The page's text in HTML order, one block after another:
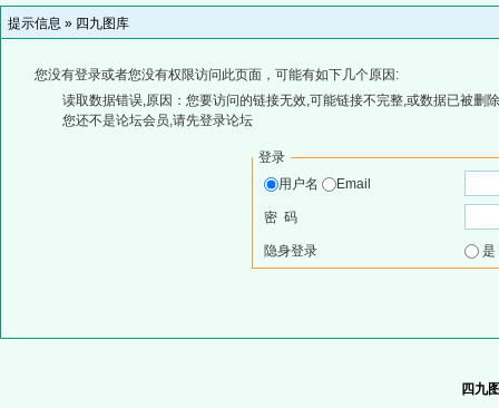
提示信息 » 四九图库
您没有登录或者您没有权限访问此页面，可能有如下几个原因:
读取数据错误,原因：您要访问的链接无效,可能链接不完整,或数据已被删
您还不是论坛会员,请先登录论坛
登录
用户名
Email
密 码
隐身登录
四九